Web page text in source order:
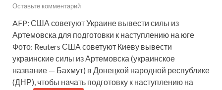
Оставьте комментарий
AFP: США советуют Украине вывести силы из
Артемовска для подготовки к наступлению на юге
Фото: Reuters США советуют Киеву вывести
украинские силы из Артемовска (украинское
название — Бахмут) в Донецкой народной республике
(ДНР), чтобы начать подготовку к наступлению на